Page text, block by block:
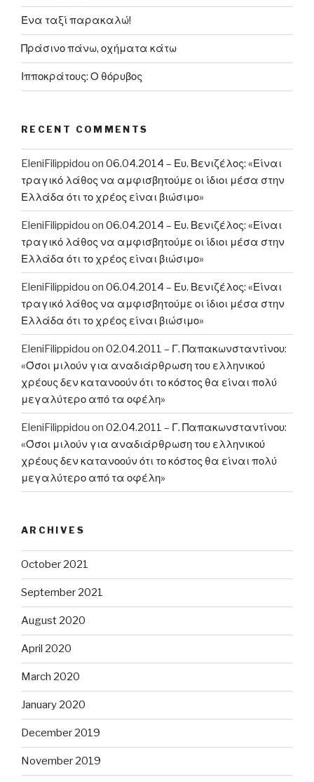
Ένα ταξί παρακαλώ!
Πράσινο πάνω, οχήματα κάτω
Ιπποκράτους: Ο θόρυβος
RECENT COMMENTS
EleniFilippidou on 06.04.2014 – Ευ. Βενιζέλος: «Είναι
τραγικό λάθος να αμφισβητούμε οι ίδιοι μέσα στην
Ελλάδα ότι το χρέος είναι βιώσιμο»
EleniFilippidou on 06.04.2014 – Ευ. Βενιζέλος: «Είναι
τραγικό λάθος να αμφισβητούμε οι ίδιοι μέσα στην
Ελλάδα ότι το χρέος είναι βιώσιμο»
EleniFilippidou on 06.04.2014 – Ευ. Βενιζέλος: «Είναι
τραγικό λάθος να αμφισβητούμε οι ίδιοι μέσα στην
Ελλάδα ότι το χρέος είναι βιώσιμο»
EleniFilippidou on 02.04.2011 – Γ. Παπακωνσταντίνου:
«Όσοι μιλούν για αναδιάρθρωση του ελληνικού
χρέους δεν κατανοούν ότι το κόστος θα είναι πολύ
μεγαλύτερο από τα οφέλη»
EleniFilippidou on 02.04.2011 – Γ. Παπακωνσταντίνου:
«Όσοι μιλούν για αναδιάρθρωση του ελληνικού
χρέους δεν κατανοούν ότι το κόστος θα είναι πολύ
μεγαλύτερο από τα οφέλη»
ARCHIVES
October 2021
September 2021
August 2020
April 2020
March 2020
January 2020
December 2019
November 2019